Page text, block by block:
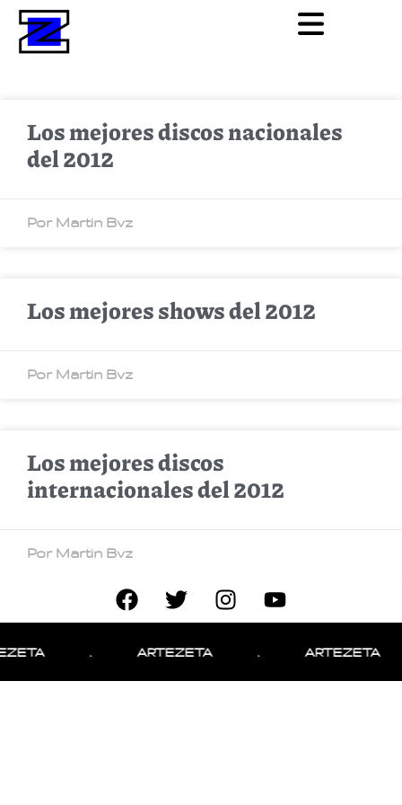
Los mejores discos nacionales
del 2012
Por Martin Bvz
Los mejores shows del 2012
Por Martin Bvz
Los mejores discos
internacionales del 2012
Por Martin Bvz
ARTEZETA ARTEZETA